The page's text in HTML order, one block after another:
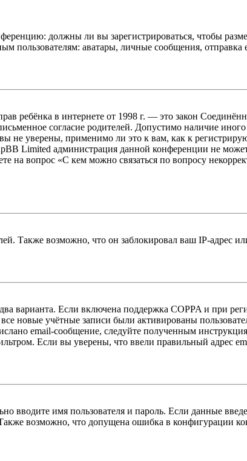
должны ли вы зарегистрироваться, чтобы
пользователям: аватары, личные сообщения, отправка
ребёнка в интернете от 1998 г. — это закон
согласие родителей. Допустимо наличие
не уверены, применимо ли это к вам, как к
Limited администрация данной конференции не
на вопрос «С кем можно связаться по вопросу
Также возможно, что он заблокировал ваш IP-адрес
варианта. Если включена поддержка COPPA и при
новые учётные записи были активированы
email-сообщение, следуйте полученным
Если вы уверены, что ввели правильный адрес
вводите имя пользователя и пароль. Если данные
возможно, что допущена ошибка в конфигурации